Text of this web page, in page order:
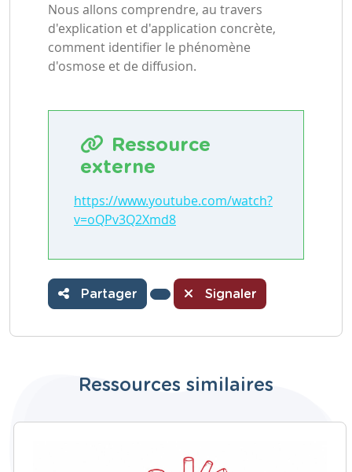
Nous allons comprendre, au travers
d'explication et d'application concrète,
comment identifier le phénomène
d'osmose et de diffusion.
Ressource
externe
https://www.youtube.com/watch?
v=oQPv3Q2Xmd8
Partager Signaler
Ressources similaires